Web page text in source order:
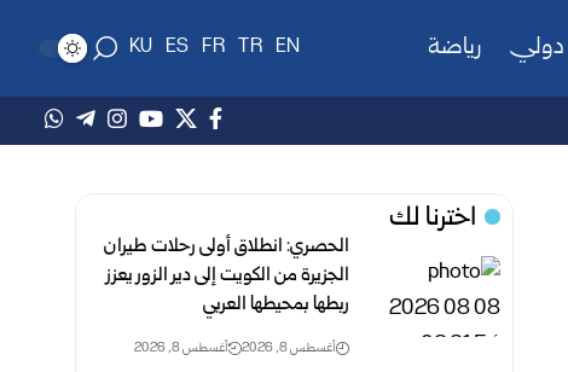
دولي رياضة EN
TR
FR
ES
KU
اخترنا لك
الحصري: انطلاق أولى رحلات طيران
الجزيرة من الكويت إلى دير الزور يعزز
ربطها بمحيطها العربي
أغسطس 8, 2026 أغسطس 8, 2026